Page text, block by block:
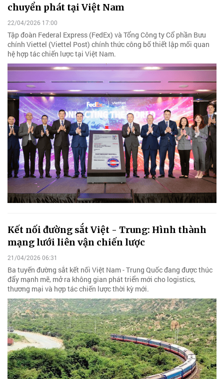
chuyển phát tại Việt Nam
22/04/2026 17:00
Tập đoàn Federal Express (FedEx) và Tổng Công ty Cổ phần Bưu
chính Viettel (Viettel Post) chính thức công bố thiết lập mối quan
hệ hợp tác chiến lược tại Việt Nam.
Kết nối đường sắt Việt - Trung: Hình thành
mạng lưới liên vận chiến lược
21/04/2026 06:31
Ba tuyến đường sắt kết nối Việt Nam - Trung Quốc đang được thúc
đẩy mạnh mẽ, mở ra không gian phát triển mới cho logistics,
thương mại và hợp tác chiến lược thời kỳ mới.